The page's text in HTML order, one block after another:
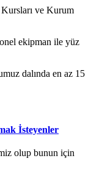
ve Kurum
ekipman ile yüz
dalında en az 15
İsteyenler
olup bunun için